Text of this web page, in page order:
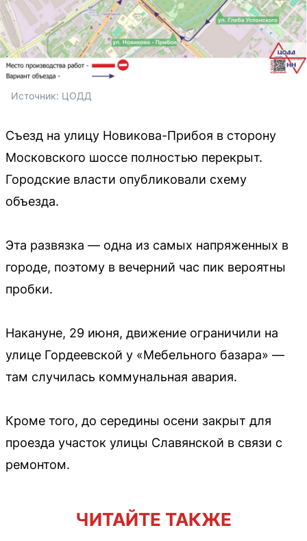
Источник: ЦОДД
Съезд на улицу Новикова-Прибоя в сторону
Московского шоссе полностью перекрыт.
Городские власти опубликовали схему
объезда.
Эта развязка — одна из самых напряженных в
городе, поэтому в вечерний час пик вероятны
пробки.
Накануне, 29 июня, движение ограничили на
улице Гордеевской у «Мебельного базара» —
там случилась коммунальная авария.
Кроме того, до середины осени закрыт для
проезда участок улицы Славянской в связи с
ремонтом.
ЧИТАЙТЕ ТАКЖЕ